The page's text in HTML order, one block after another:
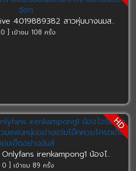
4019889382 สาวหุ่นบางนมส..
] เข้าชม 108 ครั้ง
HD
irenkampong1 น้องไ..
0 ] เข้าชม 89 ครั้ง